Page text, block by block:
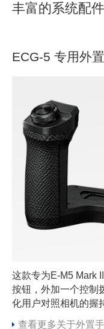
丰富的系统配件
ECG-5 专用外
这款专为E-M5 Mark
按钮，外加一个控制
化用户对照相机的握
查看更多关于外置